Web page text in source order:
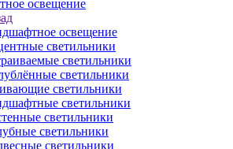
освещение
освещение
светильники
светильники
светильники
светильники
светильники
светильники
светильники
светильники